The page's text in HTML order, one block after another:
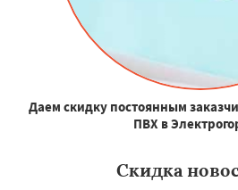
Даем скидку постоянным
ПВХ в
Скидка